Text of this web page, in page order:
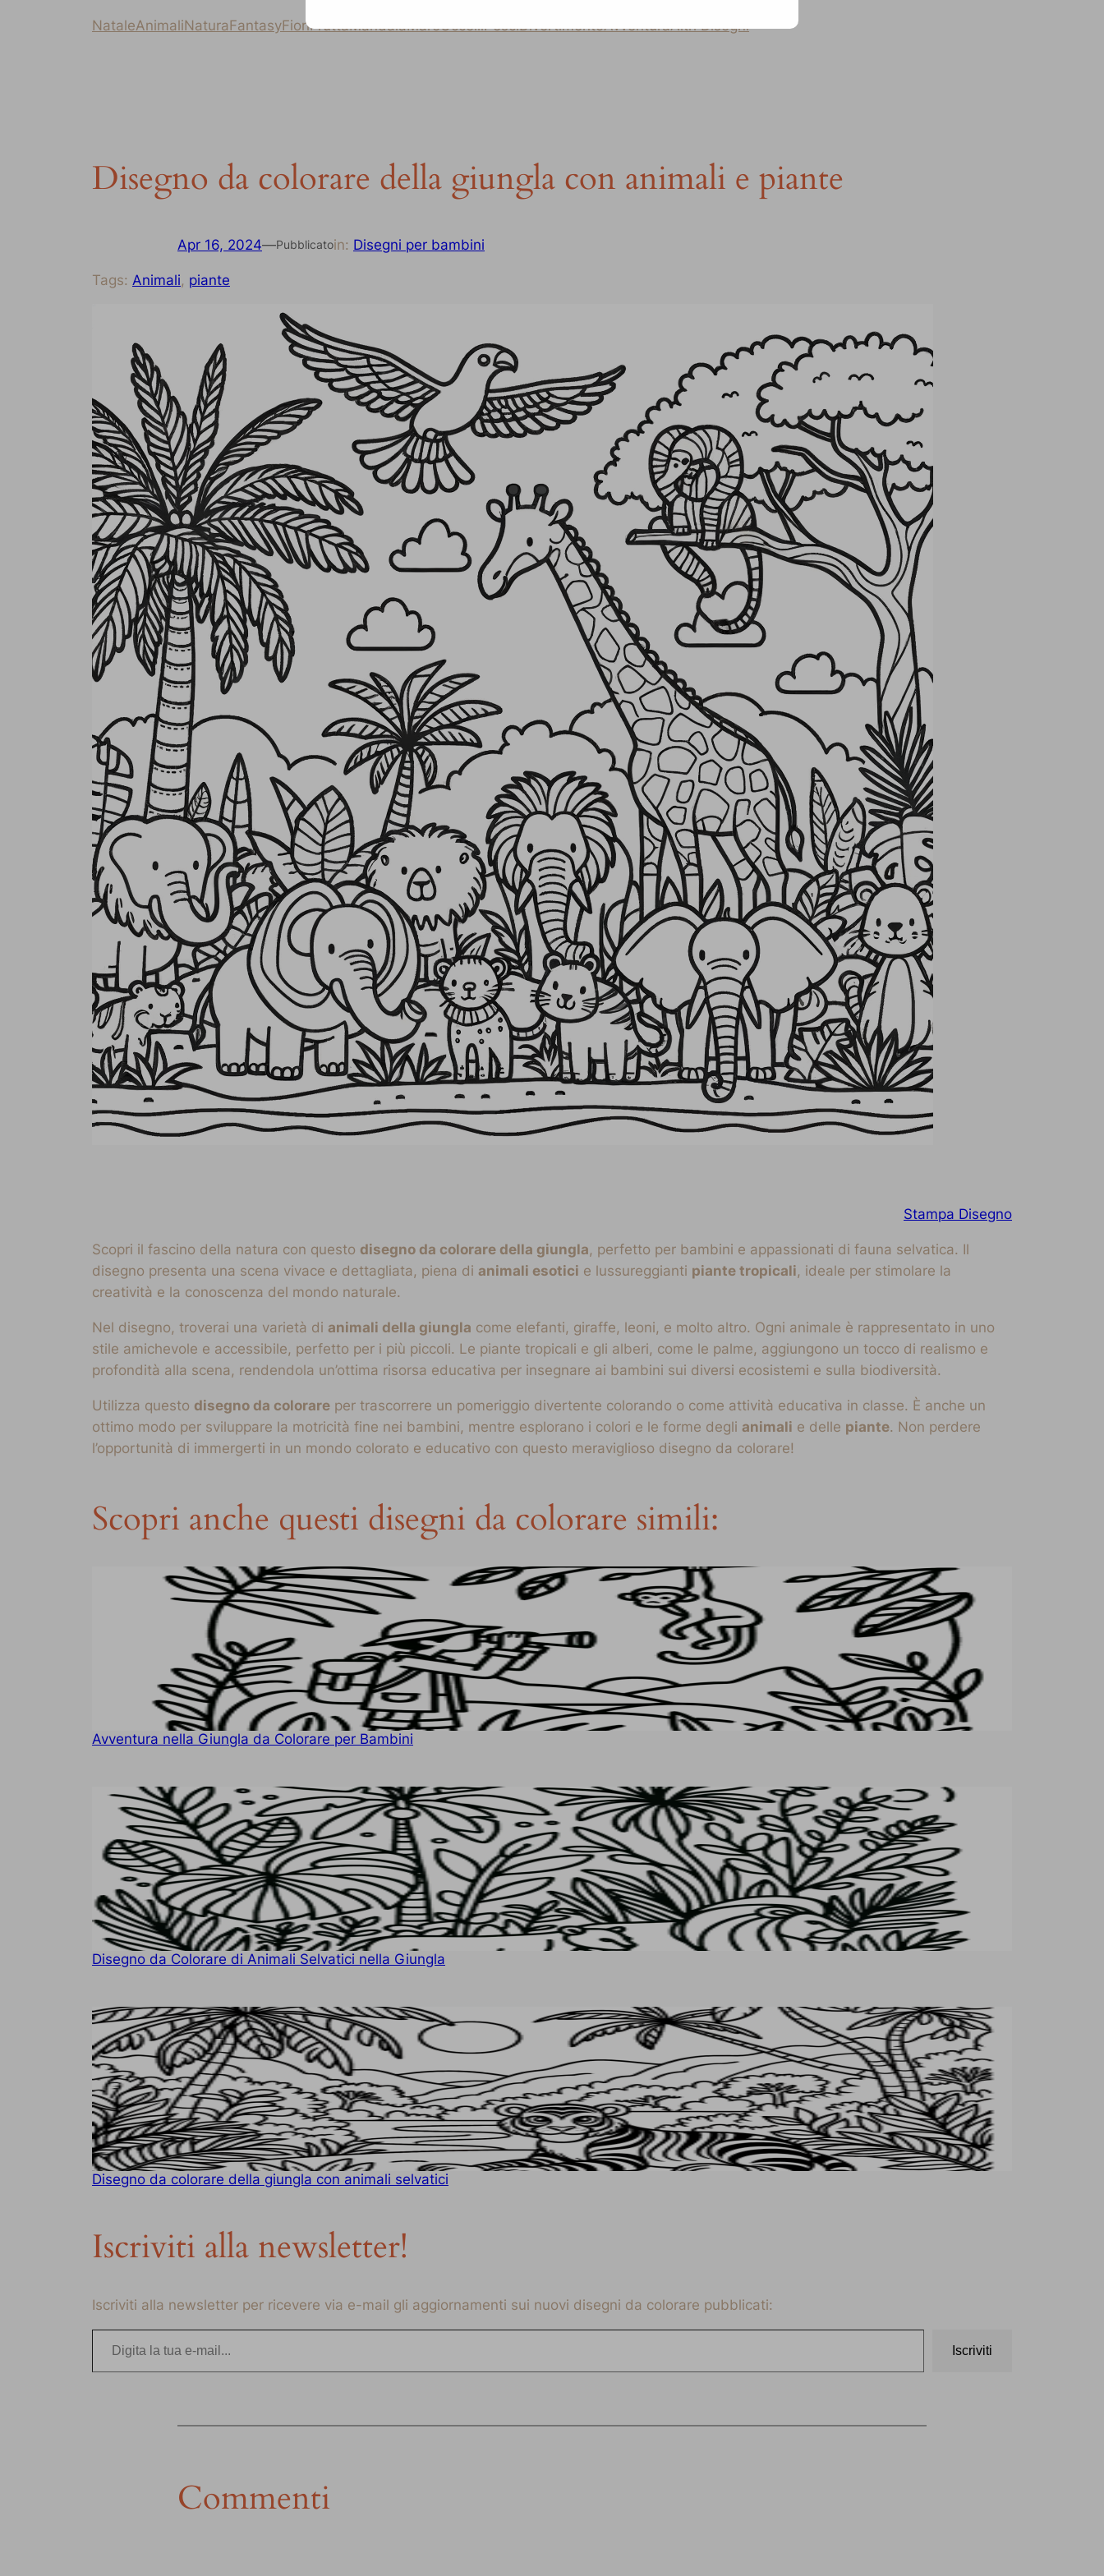
NataleAnimaliNaturaFantasyFioriFruttaMandalaMareUccelliPesciDivertimentoAvventuraAltri Disegni
Disegno da colorare della giungla con animali e piante
Apr 16, 2024—Pubblicatoin: Disegni per bambini
Tags: Animali, piante
Stampa Disegno
Scopri il fascino della natura con questo disegno da colorare della giungla, perfetto per bambini e appassionati di fauna selvatica. Il
disegno presenta una scena vivace e dettagliata, piena di animali esotici e lussureggianti piante tropicali, ideale per stimolare la
creatività e la conoscenza del mondo naturale.
Nel disegno, troverai una varietà di animali della giungla come elefanti, giraffe, leoni, e molto altro. Ogni animale è rappresentato in uno
stile amichevole e accessibile, perfetto per i più piccoli. Le piante tropicali e gli alberi, come le palme, aggiungono un tocco di realismo e
profondità alla scena, rendendola un’ottima risorsa educativa per insegnare ai bambini sui diversi ecosistemi e sulla biodiversità.
Utilizza questo disegno da colorare per trascorrere un pomeriggio divertente colorando o come attività educativa in classe. È anche un
ottimo modo per sviluppare la motricità fine nei bambini, mentre esplorano i colori e le forme degli animali e delle piante. Non perdere
l’opportunità di immergerti in un mondo colorato e educativo con questo meraviglioso disegno da colorare!
Scopri anche questi disegni da colorare simili:
Avventura nella Giungla da Colorare per Bambini
Disegno da Colorare di Animali Selvatici nella Giungla
Disegno da colorare della giungla con animali selvatici
Iscriviti alla newsletter!
Iscriviti alla newsletter per ricevere via e-mail gli aggiornamenti sui nuovi disegni da colorare pubblicati:
Digita la tua e-mail…
Iscriviti
Commenti